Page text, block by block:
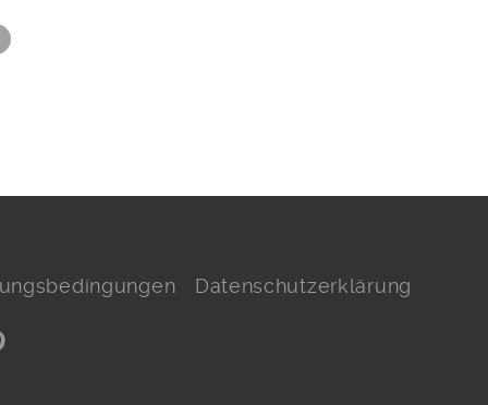
Datenschutzerklärung